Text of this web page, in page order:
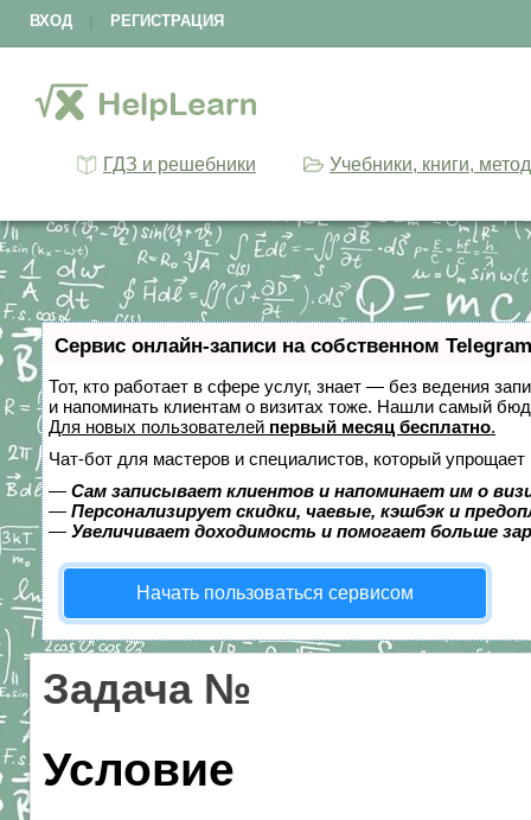
ВХОД РЕГИСТРАЦИЯ
ГДЗ и решебники Учебники, книги,
Сервис онлайн-записи на собственном
Тот, кто работает в сфере услуг, знает — без ведения
и напоминать клиентам о визитах тоже. Нашли самый
Для новых пользователей первый месяц бесплатно.
Чат-бот для мастеров и специалистов, который упрощает
— Сам записывает клиентов и напоминает им о
— Персонализирует скидки, чаевые, кэшбэк и
— Увеличивает доходимость и помогает больше
Начать пользоваться сервисом
Задача №
Условие